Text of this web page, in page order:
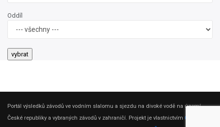
Oddíl
Portál výsledků závodů ve vodním slalomu a sjezdu na divoké vodě na území
České republiky a vybraných závodů v zahraničí. Projekt je vlastnictvím ČSK DV